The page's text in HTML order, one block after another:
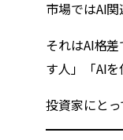
市場ではAI
それはAI格
す人」「AI
投資家にと